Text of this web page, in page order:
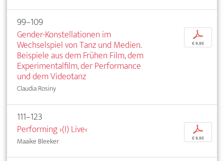
99–109
Gender-Konstellationen im
Wechselspiel von Tanz und Medien.
Beispiele aus dem Frühen Film, dem
Experimentalfilm, der Performance
und dem Videotanz
Claudia Rosiny
p
€ 9,95
111–123
Performing ›(I) Live‹
Maaike Bleeker
p
€ 9,95